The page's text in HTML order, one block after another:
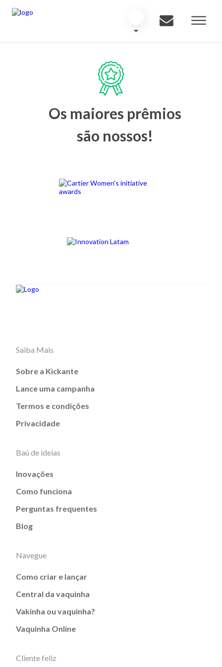
Os maiores prêmios
são nossos!
Saiba Mais
Sobre a Kickante
Lance uma campanha
Termos e condições
Privacidade
Baú de ideias
Inovações
Como funciona
Perguntas frequentes
Blog
Navegue
Como criar e lançar
Central da vaquinha
Vakinha ou vaquinha?
Vaquinha Online
Cliente feliz